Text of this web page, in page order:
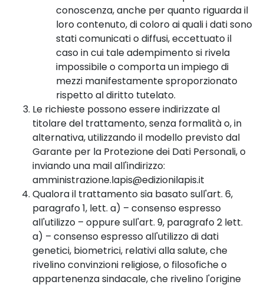
conoscenza, anche per quanto riguarda il
loro contenuto, di coloro ai quali i dati sono
stati comunicati o diffusi, eccettuato il
caso in cui tale adempimento si rivela
impossibile o comporta un impiego di
mezzi manifestamente sproporzionato
rispetto al diritto tutelato.
Le richieste possono essere indirizzate al
titolare del trattamento, senza formalità o, in
alternativa, utilizzando il modello previsto dal
Garante per la Protezione dei Dati Personali, o
inviando una mail all'indirizzo:
amministrazione.lapis@edizionilapis.it
Qualora il trattamento sia basato sull'art. 6,
paragrafo 1, lett. a) – consenso espresso
all'utilizzo – oppure sull'art. 9, paragrafo 2 lett.
a) – consenso espresso all'utilizzo di dati
genetici, biometrici, relativi alla salute, che
rivelino convinzioni religiose, o filosofiche o
appartenenza sindacale, che rivelino l'origine